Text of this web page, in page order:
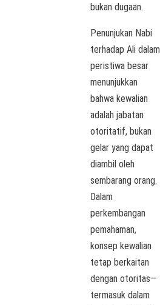
bukan dugaan.
Penunjukan Nabi
terhadap Ali dalam
peristiwa besar
menunjukkan
bahwa kewalian
adalah jabatan
otoritatif, bukan
gelar yang dapat
diambil oleh
sembarang orang.
Dalam
perkembangan
pemahaman,
konsep kewalian
tetap berkaitan
dengan otoritas—
termasuk dalam